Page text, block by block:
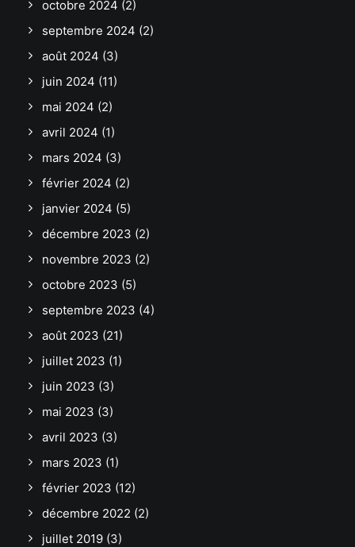
octobre 2024 (2)
septembre 2024 (2)
août 2024 (3)
juin 2024 (11)
mai 2024 (2)
avril 2024 (1)
mars 2024 (3)
février 2024 (2)
janvier 2024 (5)
décembre 2023 (2)
novembre 2023 (2)
octobre 2023 (5)
septembre 2023 (4)
août 2023 (21)
juillet 2023 (1)
juin 2023 (3)
mai 2023 (3)
avril 2023 (3)
mars 2023 (1)
février 2023 (12)
décembre 2022 (2)
juillet 2019 (3)